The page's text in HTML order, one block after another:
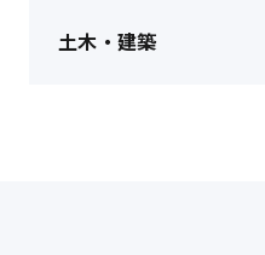
土木・建築